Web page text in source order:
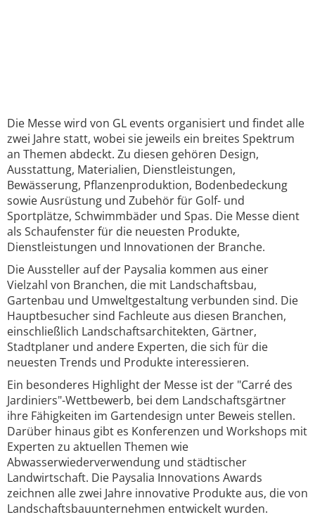
Die Messe wird von GL events organisiert und findet alle
zwei Jahre statt, wobei sie jeweils ein breites Spektrum
an Themen abdeckt. Zu diesen gehören Design,
Ausstattung, Materialien, Dienstleistungen,
Bewässerung, Pflanzenproduktion, Bodenbedeckung
sowie Ausrüstung und Zubehör für Golf- und
Sportplätze, Schwimmbäder und Spas. Die Messe dient
als Schaufenster für die neuesten Produkte,
Dienstleistungen und Innovationen der Branche.
Die Aussteller auf der Paysalia kommen aus einer
Vielzahl von Branchen, die mit Landschaftsbau,
Gartenbau und Umweltgestaltung verbunden sind. Die
Hauptbesucher sind Fachleute aus diesen Branchen,
einschließlich Landschaftsarchitekten, Gärtner,
Stadtplaner und andere Experten, die sich für die
neuesten Trends und Produkte interessieren.
Ein besonderes Highlight der Messe ist der "Carré des
Jardiniers"-Wettbewerb, bei dem Landschaftsgärtner
ihre Fähigkeiten im Gartendesign unter Beweis stellen.
Darüber hinaus gibt es Konferenzen und Workshops mit
Experten zu aktuellen Themen wie
Abwasserwiederverwendung und städtischer
Landwirtschaft. Die Paysalia Innovations Awards
zeichnen alle zwei Jahre innovative Produkte aus, die von
Landschaftsbauunternehmen entwickelt wurden.